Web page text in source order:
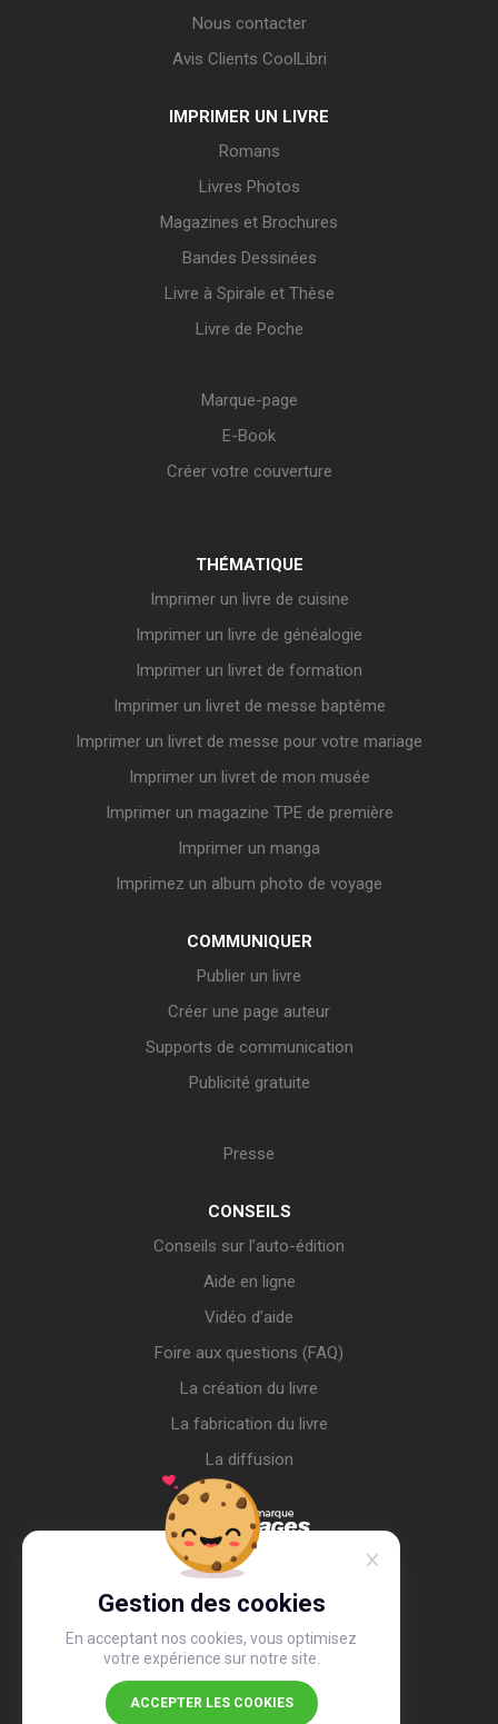
Gestion des cookies
En acceptant nos cookies, vous optimisez
votre expérience sur notre site.
ACCEPTER LES COOKIES
Nous contacter
Avis Clients CoolLibri
IMPRIMER UN LIVRE
Romans
Livres Photos
Magazines et Brochures
Bandes Dessinées
Livre à Spirale et Thèse
Livre de Poche
Marque-page
E-Book
Créer votre couverture
THÉMATIQUE
Imprimer un livre de cuisine
Imprimer un livre de généalogie
Imprimer un livret de formation
Imprimer un livret de messe baptême
Imprimer un livret de messe pour votre mariage
Imprimer un livret de mon musée
Imprimer un magazine TPE de première
Imprimer un manga
Imprimez un album photo de voyage
COMMUNIQUER
Publier un livre
Créer une page auteur
Supports de communication
Publicité gratuite
Presse
CONSEILS
Conseils sur l’auto-édition
Aide en ligne
Vidéo d’aide
Foire aux questions (FAQ)
La création du livre
La fabrication du livre
La diffusion
4,4